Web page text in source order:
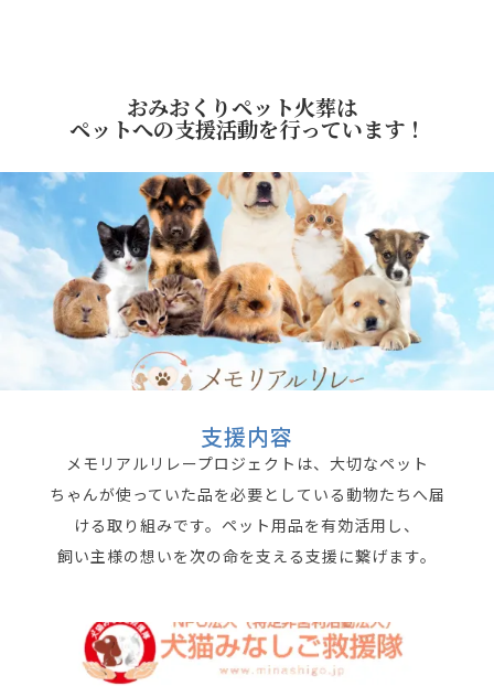
おみおくりペット火葬は
ペットへの支援活動を行っています！
支援内容
メモリアルリレープロジェクトは、大切なペット
ちゃんが使っていた品を必要としている動物たちへ届
ける取り組みです。ペット用品を有効活用し、
飼い主様の想いを次の命を支える支援に繋げます。